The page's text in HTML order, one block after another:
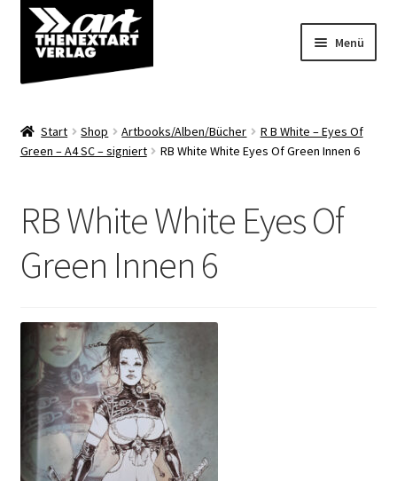
Zur
Navigation
springen
Zum
Inhalt
springen
Menü
Shop
Start Shop Artbooks/Alben/Bücher
R B White – Eyes Of
Green – A4 SC – signiert
RB White White Eyes Of Green Innen 6
RB White White Eyes Of
Green Innen 6